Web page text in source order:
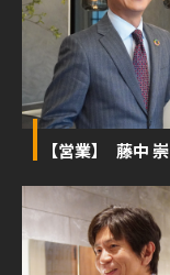
【営業】 藤中 崇